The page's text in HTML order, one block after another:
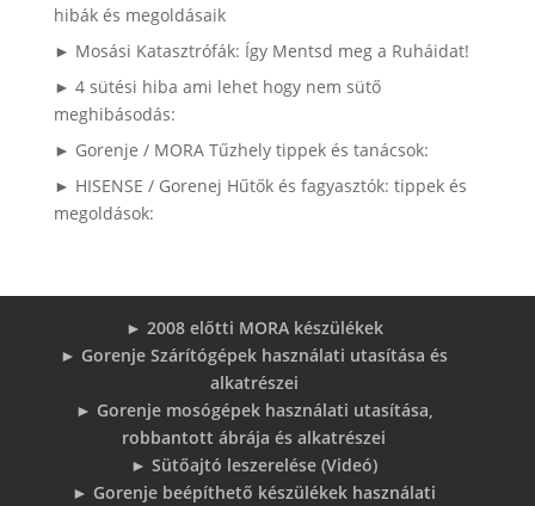
hibák és megoldásaik
► Mosási Katasztrófák: Így Mentsd meg a Ruháidat!
► 4 sütési hiba ami lehet hogy nem sütő
meghibásodás:
► Gorenje / MORA Tűzhely tippek és tanácsok:
► HISENSE / Gorenej Hűtők és fagyasztók: tippek és
megoldások:
► 2008 előtti MORA készülékek
► Gorenje Szárítógépek használati utasítása és
alkatrészei
► Gorenje mosógépek használati utasítása,
robbantott ábrája és alkatrészei
► Sütőajtó leszerelése (Videó)
► Gorenje beépíthető készülékek használati